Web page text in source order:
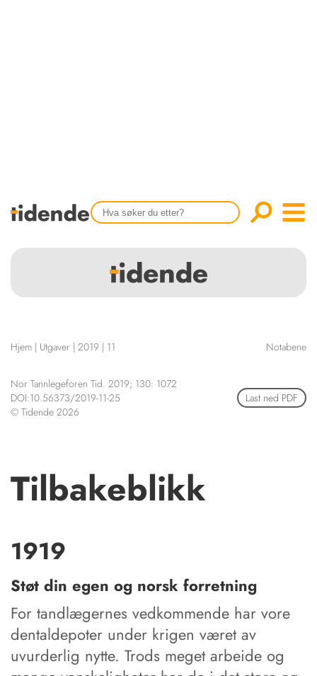
Tidligere utgaver
HENVISNINGER
KURSKALENDER
STILLINGER
KJØP & SALG
KONTAKT
Scientific articles
Publication and media
Hjem | Utgaver | 2019 | 11 Notabene
Nor Tannlegeforen Tid. 2019; 130: 1072
DOI:10.56373/2019-11-25
© Tidende 2026
Last ned PDF
Tilbakeblikk
1919
Støt din egen og norsk forretning
For tandlægernes vedkommende har vore
dentaldepoter under krigen været av
uvurderlig nytte. Trods meget arbeide og